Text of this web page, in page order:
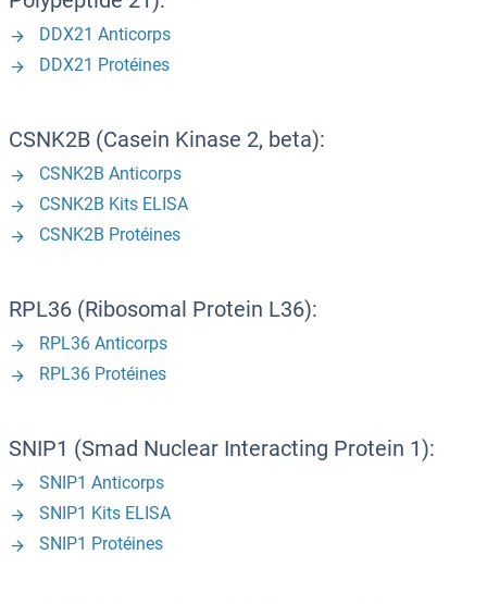
DDX21 Anticorps
DDX21 Protéines
CSNK2B (Casein Kinase 2, beta):
CSNK2B Anticorps
CSNK2B Kits ELISA
CSNK2B Protéines
RPL36 (Ribosomal Protein L36):
RPL36 Anticorps
RPL36 Protéines
SNIP1 (Smad Nuclear Interacting Protein 1):
SNIP1 Anticorps
SNIP1 Kits ELISA
SNIP1 Protéines